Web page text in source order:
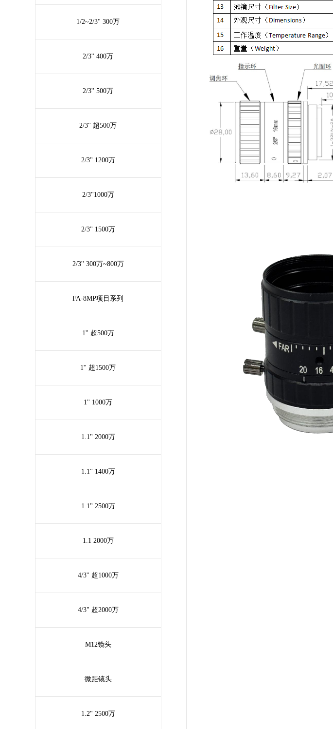
1/2~2/3'' 300万
2/3'' 400万
2/3'' 500万
2/3'' 超500万
2/3'' 1200万
2/3''1000万
2/3'' 1500万
2/3'' 300万~800万
FA-8MP项目系列
1'' 超500万
1'' 超1500万
1'' 1000万
1.1'' 2000万
1.1'' 1400万
1.1'' 2500万
1.1 2000万
4/3'' 超1000万
4/3" 超2000万
M12镜头
微距镜头
1.2" 2500万